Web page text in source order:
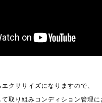
クササイズになりますので、
取り組みコンディション管理に